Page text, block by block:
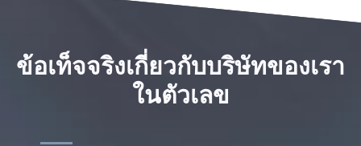
ข้อเท็จจริงเกี่ยวกับบริษัทของเรา
ในตัวเลข